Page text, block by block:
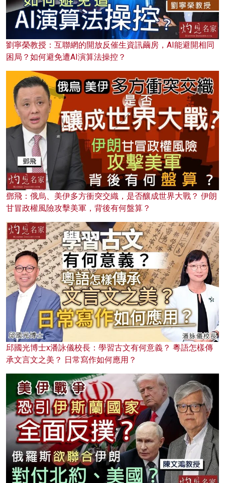
劉寧榮教授：互聯網的開放反催生資訊繭房，AI能避開相同
困局？如何避免遭AI演算法操控？
鄧飛：俄烏、美伊多方衝突交織，是否釀成世界大戰？ 伊朗
甘冒政權風險攻擊美軍，背後有何盤算？
邱國光博士x潘詠儀校長：學習古文有何意義？ 粵語怎樣傳
承文言文之美？ 日常寫作如何應用？